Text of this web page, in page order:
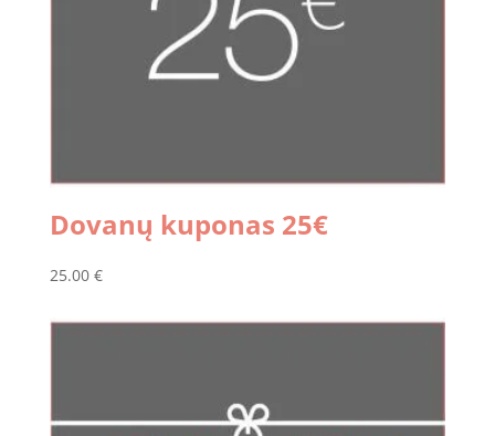
Dovanų kuponas 25€
25.00 €